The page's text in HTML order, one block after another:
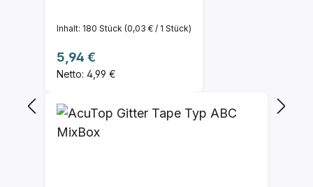
Inhalt: 180 Stück (0,03 € / 1 Stück)
Regulärer Preis:
5,94 €
Netto: 4,99 €